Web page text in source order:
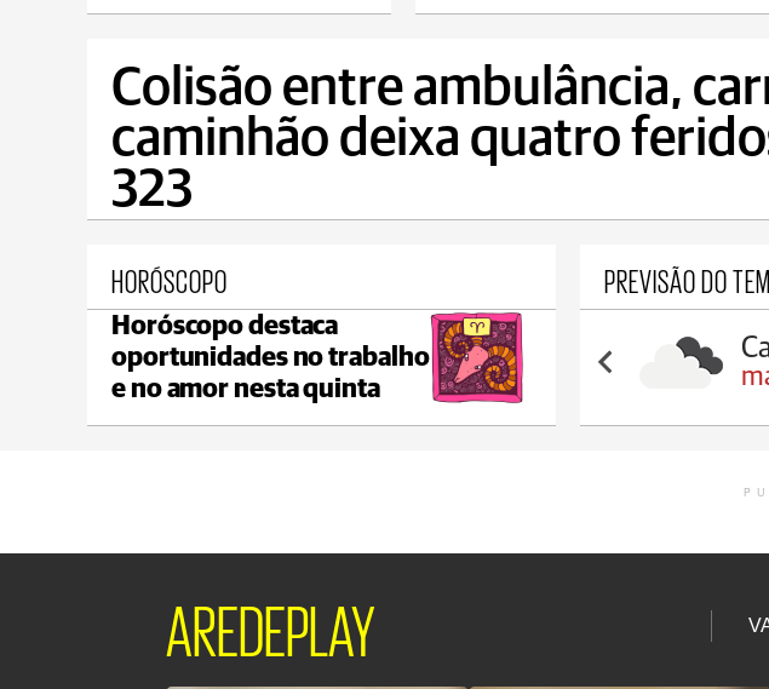
Colisão entre ambulância,
caminhão deixa quatro
323
HORÓSCOPO
Horóscopo destaca
oportunidades no trabalho
e no amor nesta quinta
PREVISÃO DO
Ponta Grossa
max 21°C min 18°C
AREDEPLAY